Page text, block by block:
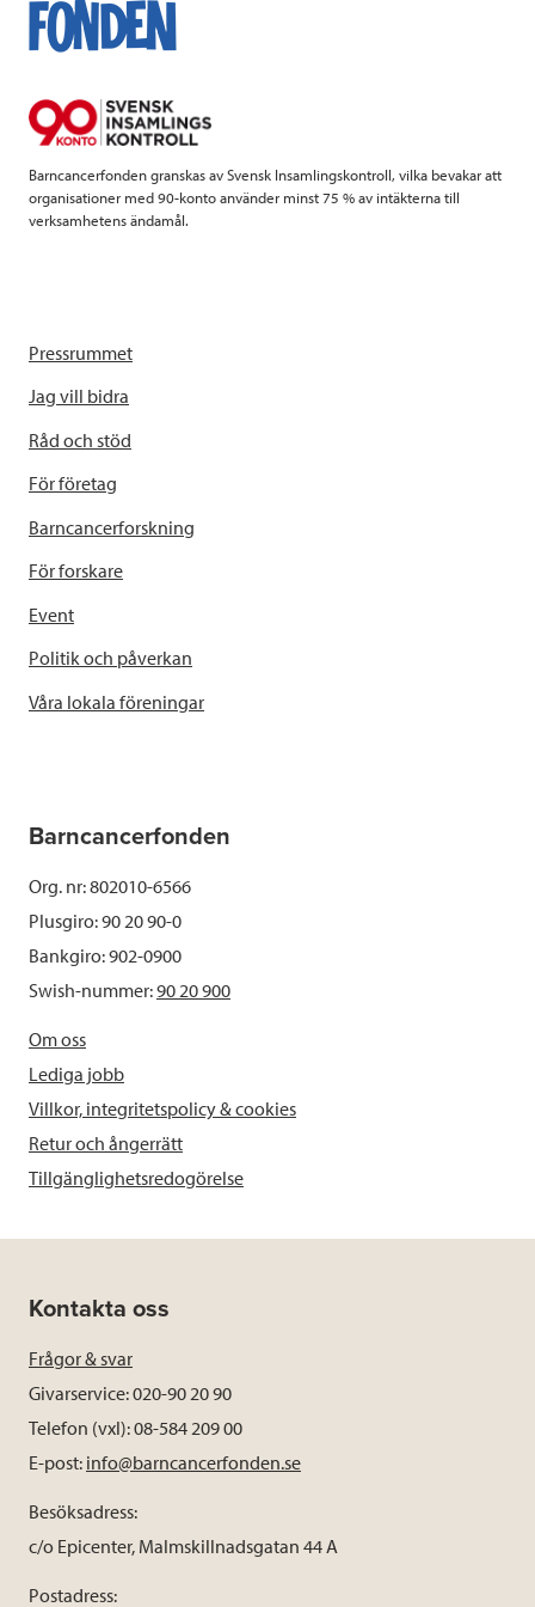
k
Barncancerfonden granskas av Svensk Insamlingskontroll, vilka bevakar att
organisationer med 90-konto använder minst 75 % av intäkterna till
verksamhetens ändamål.
Pressrummet
Jag vill bidra
Råd och stöd
För företag
Barncancerforskning
För forskare
Event
Politik och påverkan
Våra lokala föreningar
Barncancerfonden
Org. nr: 802010-6566
Plusgiro: 90 20 90-0
Bankgiro: 902-0900
Swish-nummer:90 20 900
Om oss
Lediga jobb
Villkor, integritetspolicy & cookies
Retur och ångerrätt
Tillgänglighetsredogörelse
Kontakta oss
Frågor & svar
Givarservice: 020-90 20 90
Telefon (vxl): 08-584 209 00
E-post: info@barncancerfonden.se
Besöksadress:
c/o Epicenter, Malmskillnadsgatan 44 A
Postadress: